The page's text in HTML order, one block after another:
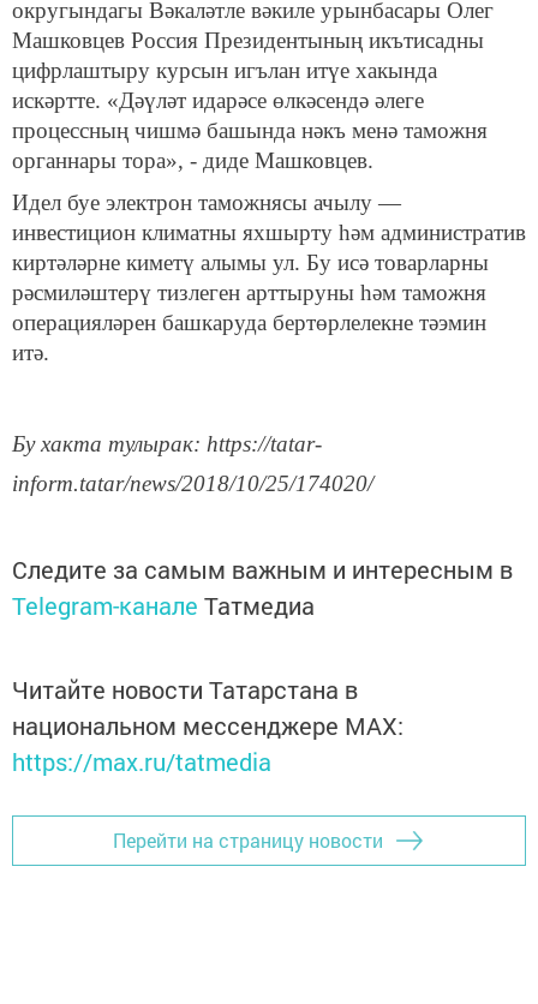
округындагы Вәкаләтле вәкиле урынбасары Олег
Машковцев Россия Президентының икътисадны
цифрлаштыру курсын игълан итүе хакында
искәртте. «Дәүләт идарәсе өлкәсендә әлеге
процессның чишмә башында нәкъ менә таможня
органнары тора», - диде Машковцев.
Идел буе электрон таможнясы ачылу —
инвестицион климатны яхшырту һәм административ
киртәләрне киметү алымы ул. Бу исә товарларны
рәсмиләштерү тизлеген арттыруны һәм таможня
операцияләрен башкаруда бертөрлелекне тәэмин
итә.
Бу хакта тулырак: https://tatar-
inform.tatar/news/2018/10/25/174020/
Следите за самым важным и интересным в
Telegram-канале Татмедиа
Читайте новости Татарстана в
национальном мессенджере MАХ:
https://max.ru/tatmedia
Перейти на страницу новости